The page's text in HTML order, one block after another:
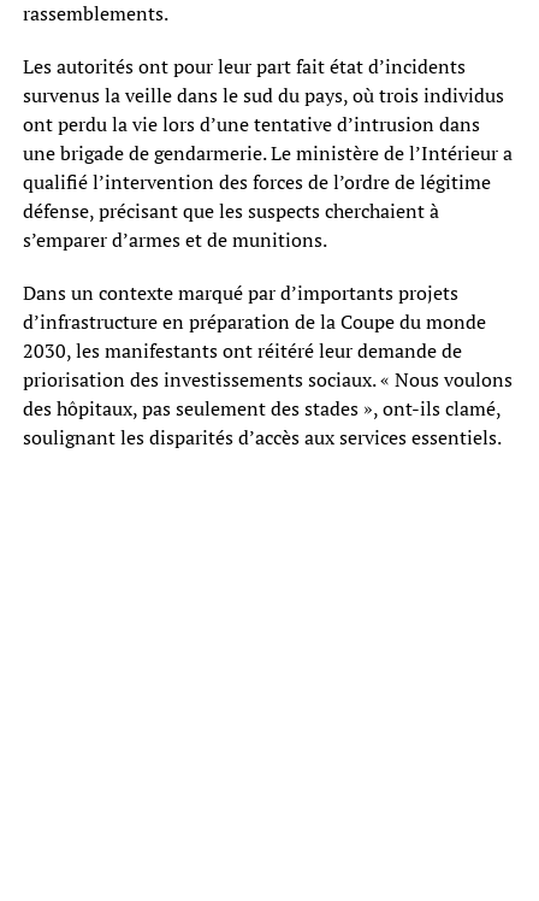
rassemblements.
Les autorités ont pour leur part fait état d’incidents
survenus la veille dans le sud du pays, où trois individus
ont perdu la vie lors d’une tentative d’intrusion dans
une brigade de gendarmerie. Le ministère de l’Intérieur a
qualifié l’intervention des forces de l’ordre de légitime
défense, précisant que les suspects cherchaient à
s’emparer d’armes et de munitions.
Dans un contexte marqué par d’importants projets
d’infrastructure en préparation de la Coupe du monde
2030, les manifestants ont réitéré leur demande de
priorisation des investissements sociaux. « Nous voulons
des hôpitaux, pas seulement des stades », ont-ils clamé,
soulignant les disparités d’accès aux services essentiels.